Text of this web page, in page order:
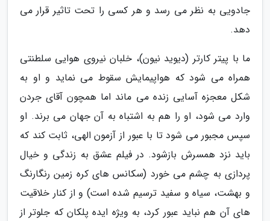
جادویی به نظر می رسد و هر کسی را تحت تاثیر قرار می
دهد.
ما با پیتر کارتر (دیوید نیون)، خلبان نیروی هوایی سلطنتی
همراه می شود که هواپیمایش سقوط می نماید و او به
شکل معجزه آسایی زنده می ماند اما همچون آقای جردن
وارد می شود، او را هم به اشتباه به آن جهان می برند. او
سپس مجبور می شود تا با عبور از آزمون الهی، ثابت کند که
باید نزد همسرش بازشود. در فیلم عشق به زندگی و خیال
پردازی به چشم می خورد (سکانس های کره زمین رنگارنگ
و بهشت، سیاه و سفید ترسیم شده است) و از کنار خلاقیت
های آن هم نباید عبور کرد، به ویژه ایده پلکان که جلوتر از